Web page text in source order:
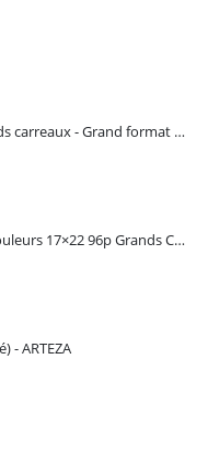
CFA.
CFA.
Cahier 192 pages grands carreaux - Grand format - Brochure dos toilé - 24x32 cm - Papier blanc 90 g - Couverture carte pelliculée couleur aléatoire - Clairefontaine
Cahier Polypro multicouleurs 17×22 96p Grands Carreaux Séyès 90g - CALLIGRAPHE
- ARTEZA